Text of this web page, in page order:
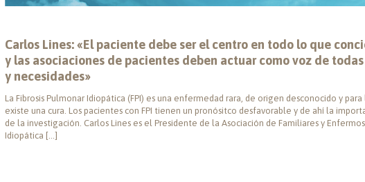
Carlos Lines: «El paciente debe ser el centro en todo lo que
y las asociaciones de pacientes deben actuar como voz de
y necesidades»
La Fibrosis Pulmonar Idiopática (FPI) es una enfermedad rara, de origen desconocido y
existe una cura. Los pacientes con FPI tienen un pronósitco desfavorable y de ahí la
de la investigación. Carlos Lines es el Presidente de la Asociación de Familiares y
Idiopática […]